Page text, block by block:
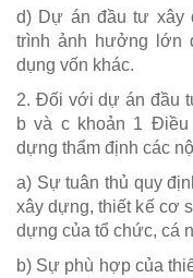
d) Dự án đầu tư xây
trình ảnh hưởng lớn
dụng vốn khác.
2. Đối với dự án đầu
b và c khoản 1 Điều
dựng thẩm định các
a) Sự tuân thủ quy
xây dựng, thiết kế cơ
dựng của tổ chức, cá
b) Sự phù hợp của